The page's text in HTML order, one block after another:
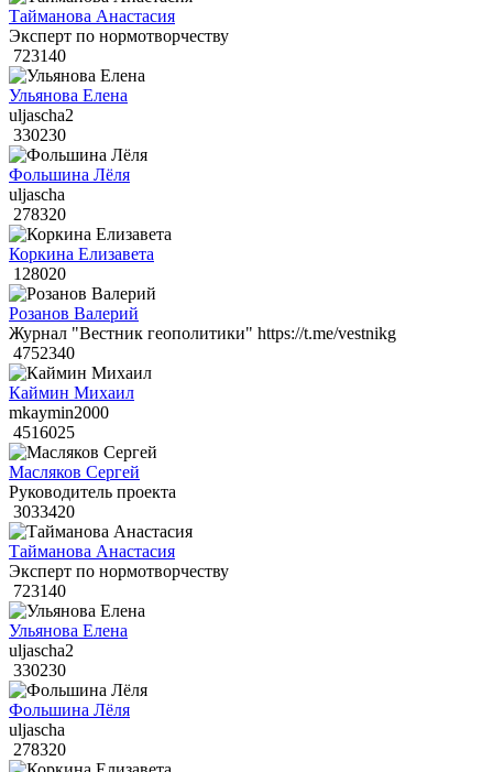
Тайманова Анастасия
Эксперт по нормотворчеству
723140
Ульянова Елена
uljascha2
330230
Фольшина Лёля
uljascha
278320
Коркина Елизавета
128020
Розанов Валерий
Журнал "Вестник геополитики" https://t.me/vestnikg
4752340
Каймин Михаил
mkaymin2000
4516025
Масляков Сергей
Руководитель проекта
3033420
Тайманова Анастасия
Эксперт по нормотворчеству
723140
Ульянова Елена
uljascha2
330230
Фольшина Лёля
uljascha
278320